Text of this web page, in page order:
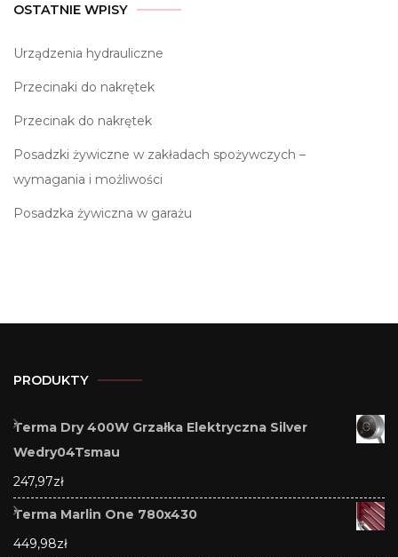
OSTATNIE WPISY
Urządzenia hydrauliczne
Przecinaki do nakrętek
Przecinak do nakrętek
Posadzki żywiczne w zakładach spożywczych –
wymagania i możliwości
Posadzka żywiczna w garażu
PRODUKTY
Terma Dry 400W Grzałka Elektryczna Silver
Wedry04Tsmau
247,97zł
Terma Marlin One 780x430
449,98zł